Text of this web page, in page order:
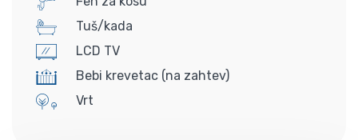
Tuš/kada
LCD TV
Bebi krevetac (na zahtev)
Vrt